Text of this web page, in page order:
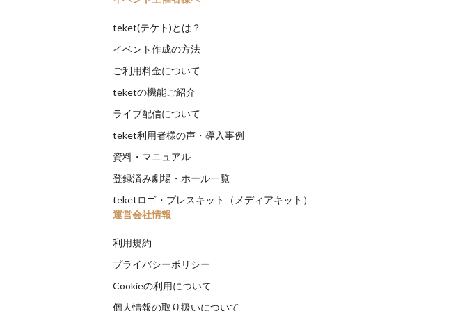
teket(テケト)とは？
イベント作成の方法
ご利用料金について
teketの機能ご紹介
ライブ配信について
teket利用者様の声・導入事例
資料・マニュアル
登録済み劇場・ホール一覧
teketロゴ・プレスキット（メディアキット）
運営会社情報
利用規約
プライバシーポリシー
Cookieの利用について
個人情報の取り扱いについて